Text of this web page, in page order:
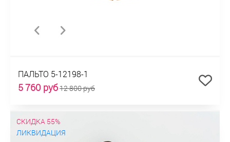
ПАЛЬТО 5-12198-1
5 760 руб12 800 руб
СКИДКА 55%
ЛИКВИДАЦИЯ